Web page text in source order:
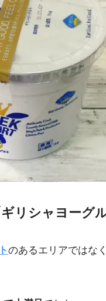
リシャヨーグル
のあるエリアではな